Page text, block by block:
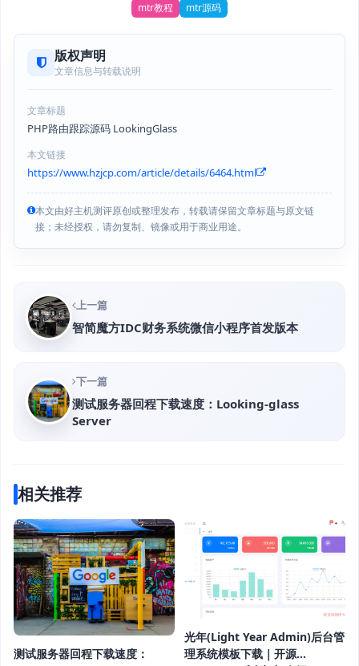
mtr教程
mtr源码
版权声明
文章信息与转载说明
文章标题
PHP路由跟踪源码 LookingGlass
本文链接
https://www.hzjcp.com/article/details/6464.html
本文由好主机测评原创或整理发布，转载请保留文章标题与原文链
接；未经授权，请勿复制、镜像或用于商业用途。
上一篇
智简魔方IDC财务系统微信小程序首发版本
下一篇
测试服务器回程下载速度：Looking-glass
Server
相关推荐
测试服务器回程下载速度：
光年(Light Year Admin)后台管
理系统模板下载｜开源